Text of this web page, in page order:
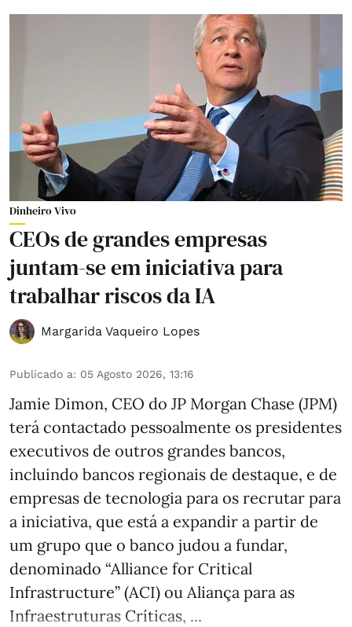
Dinheiro Vivo
CEOs de grandes empresas
juntam-se em iniciativa para
trabalhar riscos da IA
Margarida Vaqueiro Lopes
Publicado a: 05 Agosto 2026, 13:16
Jamie Dimon, CEO do JP Morgan Chase (JPM)
terá contactado pessoalmente os presidentes
executivos de outros grandes bancos,
incluindo bancos regionais de destaque, e de
empresas de tecnologia para os recrutar para
a iniciativa, que está a expandir a partir de
um grupo que o banco judou a fundar,
denominado “Alliance for Critical
Infrastructure” (ACI) ou Aliança para as
Infraestruturas Críticas, ...